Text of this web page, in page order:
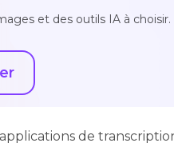
et des outils IA à choisir.
de